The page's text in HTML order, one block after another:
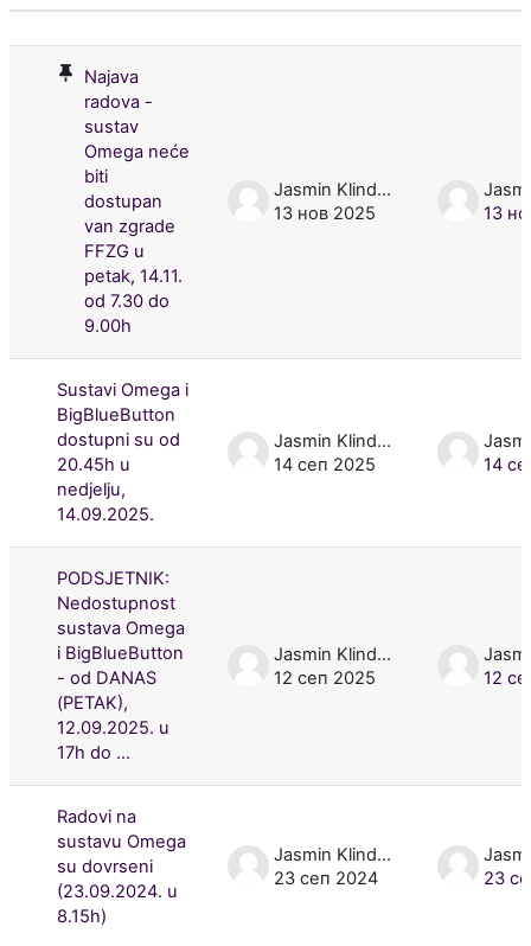
Статус
Najava
radova -
sustav
Omega neće
biti
dostupan
van zgrade
FFZG u
petak, 14.11.
od 7.30 do
9.00h
Jasmin Klindžić
13 нов 2025
13
Sustavi Omega i
BigBlueButton
dostupni su od
20.45h u
nedjelju,
14.09.2025.
Jasmin Klindžić
14 сеп 2025
14
PODSJETNIK:
Nedostupnost
sustava Omega
i BigBlueButton
- od DANAS
(PETAK),
12.09.2025. u
17h do ...
Jasmin Klindžić
12 сеп 2025
12
Radovi na
sustavu Omega
su dovrseni
(23.09.2024. u
8.15h)
Jasmin Klindžić
23 сеп 2024
23